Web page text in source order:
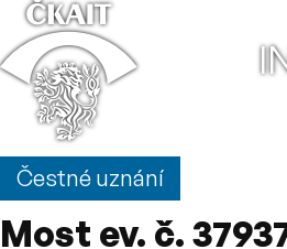
⌂
Most ev. č.
Čestné uznání